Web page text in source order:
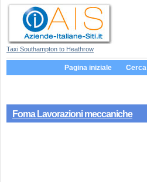
Taxi Southampton to Heathrow
Pagina iniziale Cerca
Foma Lavorazioni meccaniche